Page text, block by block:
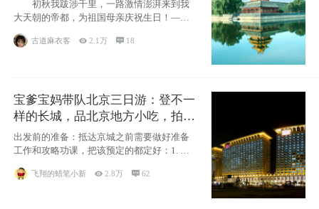
初秋我跋涉千里，一路激情澎湃来到我
大天朝的帝都，为祖国母亲庆祝生日！——
古道麻衣客 2.1万  18
宝爹宝妈带队北京三日游：登不一
样的长城，品北京地方小吃，拍盘
古七星夜景！
出发前的准备：抵达京城之前需要做好准备
工作和攻略功课，把该预定的都定好：1. 酒
飞翔的蜡笔小新 2.8万 62